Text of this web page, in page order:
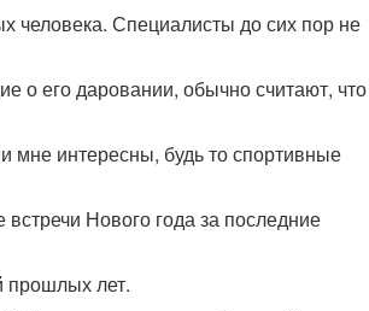
человека. Специалисты до сих пор не
о его даровании, обычно считают, что
мне интересны, будь то спортивные
Нового года за последние
прошлых лет.